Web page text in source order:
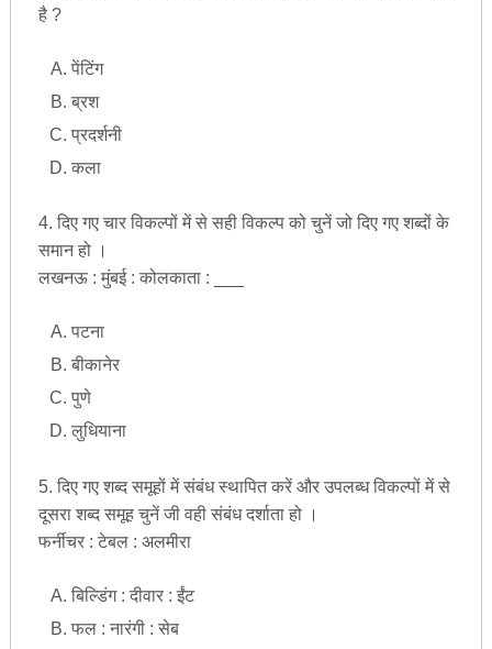
है ?
पेंटिंग
ब्रश
प्रदर्शनी
कला
4. दिए गए चार विकल्पों में से सही विकल्प को चुनें जो दिए गए शब्दों के
समान हो ।
लखनऊ : मुंबई : कोलकाता : ___
पटना
बीकानेर
पुणे
लुधियाना
5. दिए गए शब्द समूहों में संबंध स्थापित करें और उपलब्ध विकल्पों में से
दूसरा शब्द समूह चुनें जी वही संबंध दर्शाता हो ।
फर्नीचर : टेबल : अलमीरा
बिल्डिंग : दीवार : ईंट
फल : नारंगी : सेब